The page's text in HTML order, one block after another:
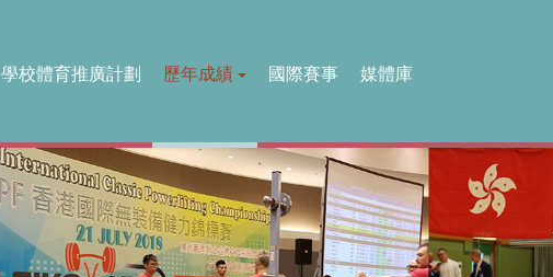
學校體育推廣計劃 歷年成績 國際賽事 媒體庫